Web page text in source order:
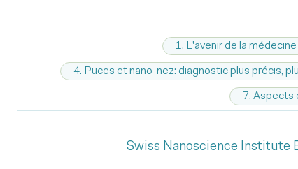
1. L'avenir de la médecine
4. Puces et nano-nez: diagnostic plus précis,
7. Aspects
Swiss Nanoscience Institute